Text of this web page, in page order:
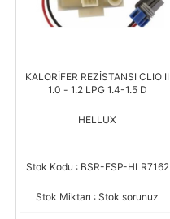
KALORİFER REZİSTANSI CLIO II
1.0 - 1.2 LPG 1.4-1.5 D
HELLUX
Stok Kodu : BSR-ESP-HLR7162
Stok Miktarı : Stok sorunuz